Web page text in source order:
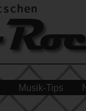
Musik-Tips